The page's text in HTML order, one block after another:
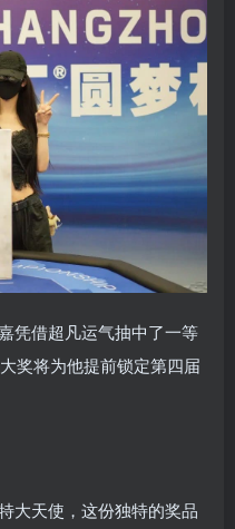
凭借超凡运气抽中了一等
奖将为他提前锁定第四届
大天使，这份独特的奖品